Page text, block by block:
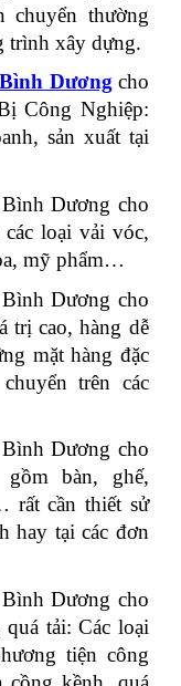
thường
trình xây dựng.
Dươngcho
Công Nghiệp:
sản xuất tại
Dương cho
loại vải vóc,
mỹ phẩm…
Dương cho
trị cao, hàng dễ
mặt hàng đặc
trên các
Dương cho
bàn, ghế,
rất cần thiết sử
hay tại các đơn
Dương cho
tải: Các loại
tiện công